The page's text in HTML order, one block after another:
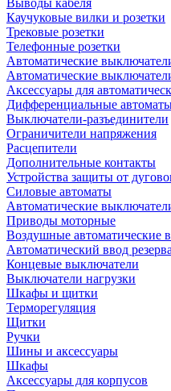
Выводы кабеля
Каучуковые вилки и розетки
Трековые розетки
Телефонные розетки
Автоматические
Автоматические
Аксессуары для
Дифференциальные
Выключатели-разъединители
Ограничители напряжения
Расцепители
Дополнительные контакты
Устройства защиты от
Силовые автоматы
Автоматические
Приводы моторные
Воздушные автоматические
Автоматический ввод резерва
Концевые выключатели
Выключатели нагрузки
Шкафы и щитки
Терморегуляция
Щитки
Ручки
Шины и аксессуары
Шкафы
Аксессуары для корпусов